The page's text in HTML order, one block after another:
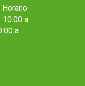
10:00 a
a